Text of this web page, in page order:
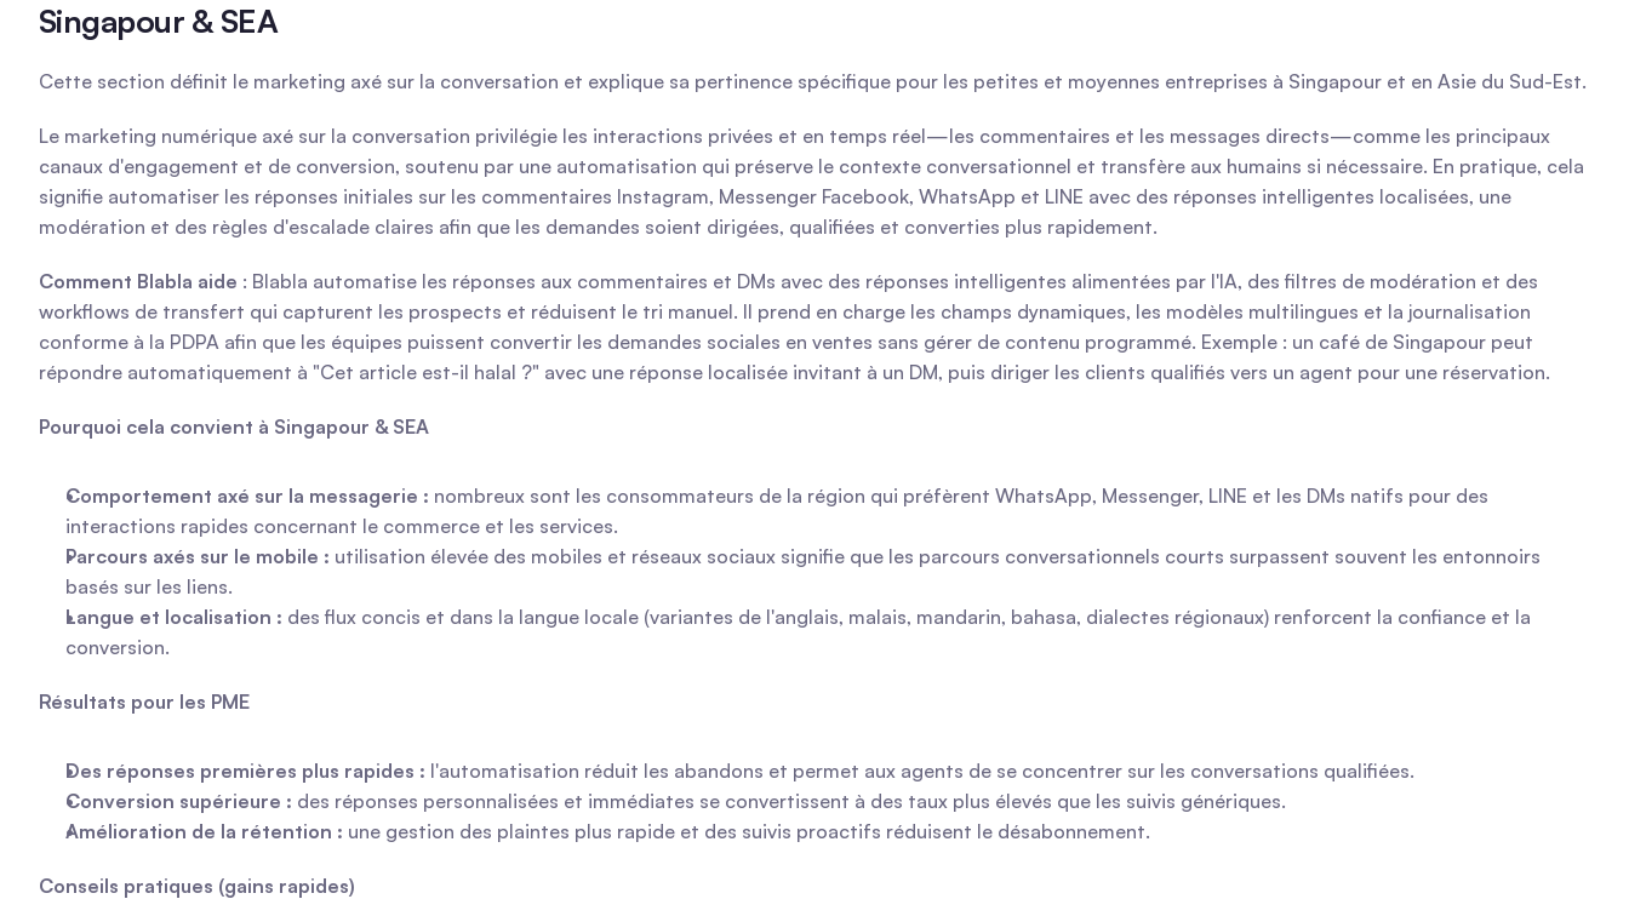
Singapour & SEA
Cette section définit le marketing axé sur la conversation et explique sa pertinence spécifique pour les petites et moyennes entreprises à Singapour et en Asie du Sud-Est.
Le marketing numérique axé sur la conversation privilégie les interactions privées et en temps réel—les commentaires et les messages directs—comme les principaux
canaux d'engagement et de conversion, soutenu par une automatisation qui préserve le contexte conversationnel et transfère aux humains si nécessaire. En pratique, cela
signifie automatiser les réponses initiales sur les commentaires Instagram, Messenger Facebook, WhatsApp et LINE avec des réponses intelligentes localisées, une
modération et des règles d'escalade claires afin que les demandes soient dirigées, qualifiées et converties plus rapidement.
Comment Blabla aide : Blabla automatise les réponses aux commentaires et DMs avec des réponses intelligentes alimentées par l'IA, des filtres de modération et des
workflows de transfert qui capturent les prospects et réduisent le tri manuel. Il prend en charge les champs dynamiques, les modèles multilingues et la journalisation
conforme à la PDPA afin que les équipes puissent convertir les demandes sociales en ventes sans gérer de contenu programmé. Exemple : un café de Singapour peut
répondre automatiquement à "Cet article est-il halal ?" avec une réponse localisée invitant à un DM, puis diriger les clients qualifiés vers un agent pour une réservation.
Pourquoi cela convient à Singapour & SEA
Comportement axé sur la messagerie : nombreux sont les consommateurs de la région qui préfèrent WhatsApp, Messenger, LINE et les DMs natifs pour des
interactions rapides concernant le commerce et les services.
Parcours axés sur le mobile : utilisation élevée des mobiles et réseaux sociaux signifie que les parcours conversationnels courts surpassent souvent les entonnoirs
basés sur les liens.
Langue et localisation : des flux concis et dans la langue locale (variantes de l'anglais, malais, mandarin, bahasa, dialectes régionaux) renforcent la confiance et la
conversion.
Résultats pour les PME
Des réponses premières plus rapides : l'automatisation réduit les abandons et permet aux agents de se concentrer sur les conversations qualifiées.
Conversion supérieure : des réponses personnalisées et immédiates se convertissent à des taux plus élevés que les suivis génériques.
Amélioration de la rétention : une gestion des plaintes plus rapide et des suivis proactifs réduisent le désabonnement.
Conseils pratiques (gains rapides)